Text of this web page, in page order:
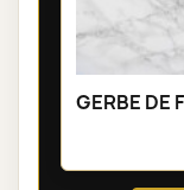
GERBE DE